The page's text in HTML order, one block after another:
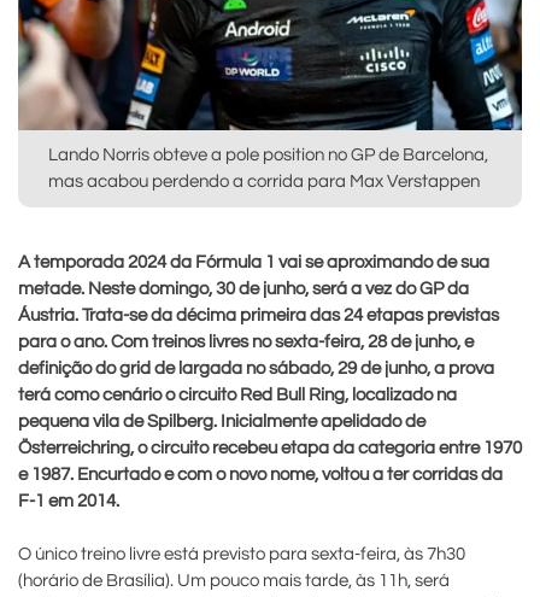
Lando Norris obteve a pole position no GP de Barcelona,
mas acabou perdendo a corrida para Max Verstappen
A temporada 2024 da Fórmula 1 vai se aproximando de sua
metade. Neste domingo, 30 de junho, será a vez do GP da
Áustria. Trata-se da décima primeira das 24 etapas previstas
para o ano. Com treinos livres no sexta-feira, 28 de junho, e
definição do grid de largada no sábado, 29 de junho, a prova
terá como cenário o circuito Red Bull Ring, localizado na
pequena vila de Spilberg. Inicialmente apelidado de
Österreichring, o circuito recebeu etapa da categoria entre 1970
e 1987. Encurtado e com o novo nome, voltou a ter corridas da
F-1 em 2014.
O único treino livre está previsto para sexta-feira, às 7h30
(horário de Brasília). Um pouco mais tarde, às 11h, será